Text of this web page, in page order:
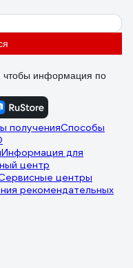
чтобы информация по
полученияСпособы
Информация для
центр
центры
рекомендательных